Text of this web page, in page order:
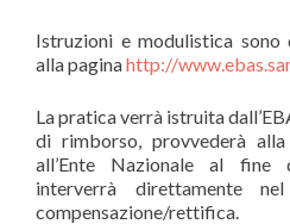
Istruzioni e modulistica
alla paginahttp://
La pratica verrà istruita
di rimborso, provvederà alla
all’Ente Nazionale al fine
interverrà direttamente
compensazione/rettifica.